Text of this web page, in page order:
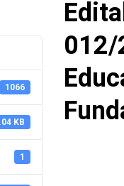
1066
KB
1